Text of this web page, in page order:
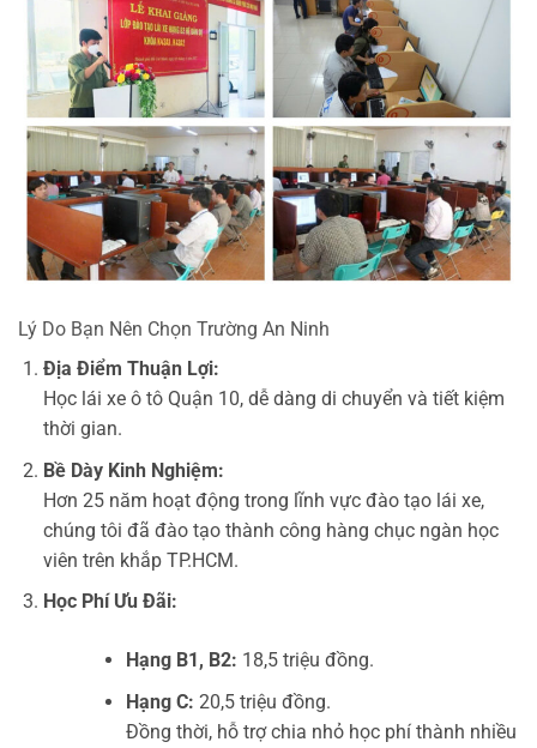
Lý Do Bạn Nên Chọn Trường An Ninh
Địa Điểm Thuận Lợi:
Học lái xe ô tô Quận 10, dễ dàng di chuyển và tiết kiệm
thời gian.
Bề Dày Kinh Nghiệm:
Hơn 25 năm hoạt động trong lĩnh vực đào tạo lái xe,
chúng tôi đã đào tạo thành công hàng chục ngàn học
viên trên khắp TP.HCM.
Học Phí Ưu Đãi:
Hạng B1, B2: 18,5 triệu đồng.
Hạng C: 20,5 triệu đồng.
Đồng thời, hỗ trợ chia nhỏ học phí thành nhiều